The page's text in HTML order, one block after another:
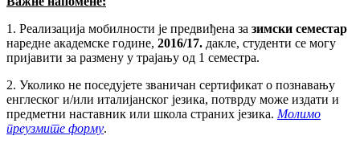
1. Реализација мобилности је предвиђена за зимски семестар
наредне академске године, 2016/17. дакле, студенти се могу
пријавити за размену у трајању од 1 семестра.
2. Уколико не поседујете званичан сертификат о познавању
енглеског и/или италијанског језика, потврду може издати и
предметни наставник или школа страних језика. Молимо
преузмите форму.